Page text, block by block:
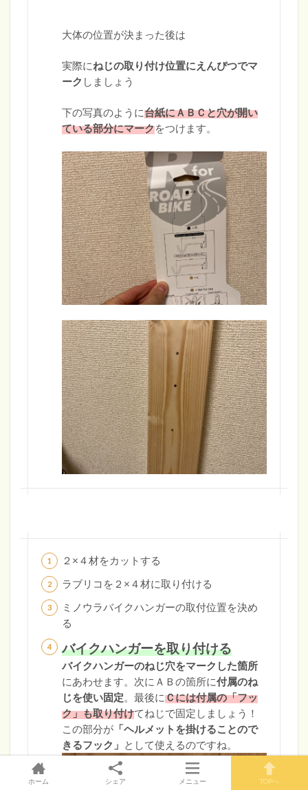
大体の位置が決まった後は
実際にねじの取り付け位置にえんぴつでマ
ーク しましょう
下の写真のように台紙にＡＢＣと穴が開い
ている部分にマークをつけます。
２×４材をカットする
ラブリコを２×４材に取り付ける
ミノウラバイクハンガーの取付位置を決め
る
バイクハンガーを取り付ける
バイクハンガーのねじ穴をマークした箇所
にあわせます。次にＡＢの箇所に付属のね
じを使い固定。最後にＣには付属の「フッ
ク」も取り付けてねじで固定しましょう！
この部分が「ヘルメットを掛けることので
きるフック」 として使えるのですね。
ホーム シェア メニュー TOPへ